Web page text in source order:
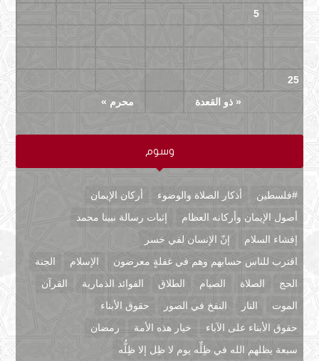
« ذو القعدة محرم »
5
25
وسوم
#فلسطين أذكار الصلاة والوضوء
أركان الإيمان
أصول الإيمان وأركانه العظام
إثبات رسالة نبينا محمد
إفشاء السلام
إنّ الإنسان لفي خسر
اقترب للناس حسابهم وهم في غفلةٍ معرضون
الإسلام
الجنة
الحج
الصلاة الصيام الطلاق الفوائد الذمارية
القرآن
الموت
النار النفخ في الصور
حقوق الأبناء
حقوق الأبناء على الآباء
خيار هذه الأمة
رمضان
سبعة يظلهم الله في ظِلِّه يوم لا ظِل إلا ظِلُّه